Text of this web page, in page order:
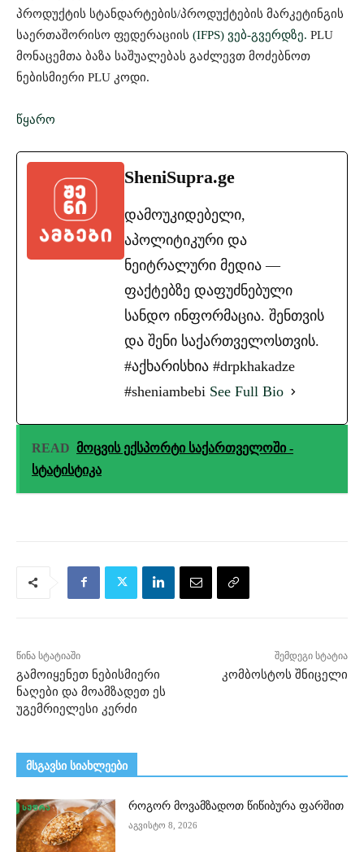
პროდუქტის სტანდარტების/პროდუქტების მარკეტინგის
საერთაშორისო ფედერაციის (IFPS) ვებ-გვერდზე. PLU
მონაცემთა ბაზა საშუალებას გაძლევთ მოძებნოთ
ნებისმიერი PLU კოდი.
წყარო
SheniSupra.ge
დამოუკიდებელი,
აპოლიტიკური და
ნეიტრალური მედია —
ფაქტებზე დაფუძნებული
სანდო ინფორმაცია. შენთვის
და შენი საქართველოსთვის.
#აქხარისხია #drpkhakadze
#sheniambebi See Full Bio
READ მოცვის ექსპორტი საქართველოში -
სტატისტიკა
წინა სტატიაში
გამოიყენეთ ნებისმიერი
ნაღები და მოამზადეთ ეს
უგემრიელესი კერძი
შემდეგი სტატია
კომბოსტოს შნიცელი
მსგავსი სიახლეები
როგორ მოვამზადოთ წიწიბურა ფარშით
აგვისტო 8, 2026